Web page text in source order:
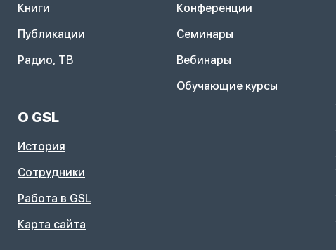
О GSL
История
Сотрудники
Работа в GSL
Карта сайта
Книги
Публикации
Радио, ТВ
Конференции
Семинары
Вебинары
Обучающие курсы